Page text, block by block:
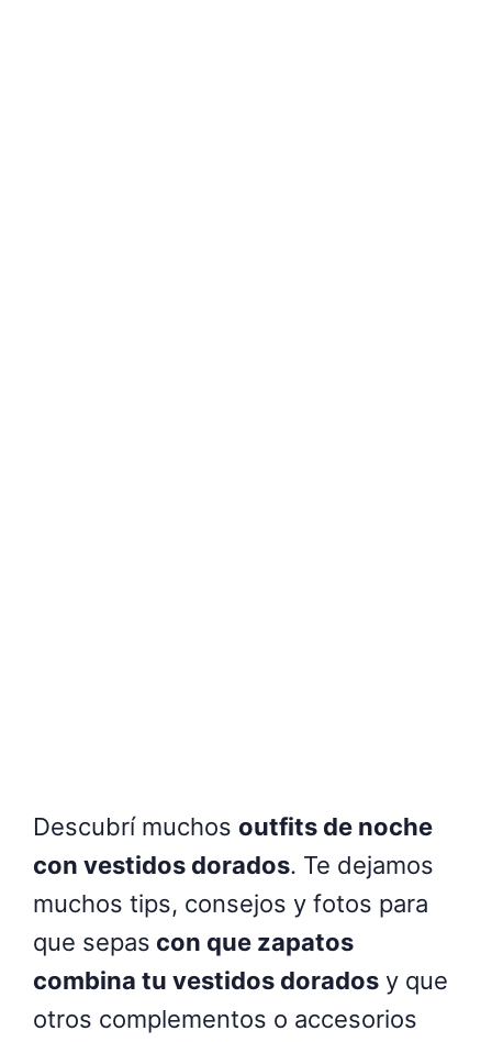
Descubrí muchos outfits de noche
con vestidos dorados. Te dejamos
muchos tips, consejos y fotos para
que sepas con que zapatos
combina tu vestidos dorados y que
otros complementos o accesorios